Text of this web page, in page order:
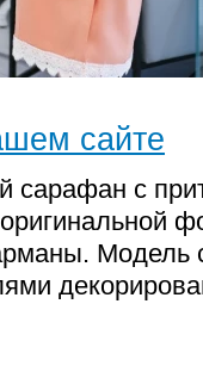
сайте
сарафан с
Модель